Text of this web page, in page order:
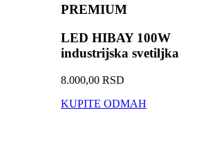
PREMIUM
LED HIBAY 100W
industrijska svetiljka
8.000,00 RSD
KUPITE ODMAH